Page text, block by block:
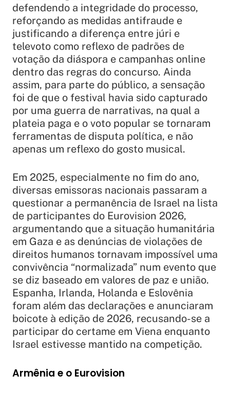
defendendo a integridade do processo,
reforçando as medidas antifraude e
justificando a diferença entre júri e
televoto como reflexo de padrões de
votação da diáspora e campanhas online
dentro das regras do concurso. Ainda
assim, para parte do público, a sensação
foi de que o festival havia sido capturado
por uma guerra de narrativas, na qual a
plateia paga e o voto popular se tornaram
ferramentas de disputa política, e não
apenas um reflexo do gosto musical.
Em 2025, especialmente no fim do ano,
diversas emissoras nacionais passaram a
questionar a permanência de Israel na lista
de participantes do Eurovision 2026,
argumentando que a situação humanitária
em Gaza e as denúncias de violações de
direitos humanos tornavam impossível uma
convivência “normalizada” num evento que
se diz baseado em valores de paz e união.
Espanha, Irlanda, Holanda e Eslovênia
foram além das declarações e anunciaram
boicote à edição de 2026, recusando-se a
participar do certame em Viena enquanto
Israel estivesse mantido na competição.
Armênia e o Eurovision